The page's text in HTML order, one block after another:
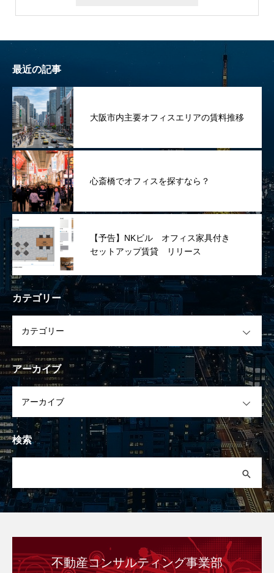
最近の記事
大阪市内主要オフィスエリアの賃料推移
心斎橋でオフィスを探すなら？
【予告】NKビル オフィス家具付き
セットアップ賃貸 リリース
カテゴリー
アーカイブ
検索
不動産コンサルティング事業部